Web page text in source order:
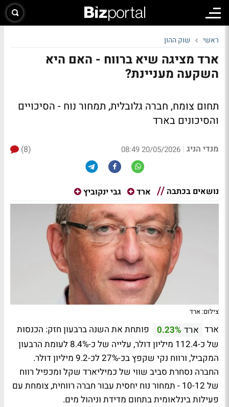
ראשי שוק ההון
ארד מציגה שיא ברווח - האם היא
השקעה מעניינת?
תחום צומח, חברה גלובלית, תמחור נוח - הסיכויים
והסיכונים בארד
מנדי הניג |
20/05/2026 08:49
(8)
נושאים בכתבה ארד גבי ינקוביץ
צילום: ארד
ארד ארד 0.23%
פותחת את השנה ברבעון חזק: הכנסות
של כ-112.4 מיליון דולר, עלייה של כ-8.4% לעומת הרבעון
המקביל, ורווח נקי שקפץ בכ-27% לכ-9.2 מיליון דולר.
החברה נסחרת סביב שווי של כמיליארד שקל ומכפיל רווח
של 10-12 - תמחור נוח יחסית עבור חברה רווחית, צומחת עם
פעילות בינלאומית בתחום מדידת וניהול מים.